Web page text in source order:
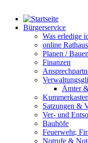
Bürgerservice
Was erledige
online
Planen / Bauen
Finanzen
Ämter
Kummerkasten
Satzungen &
Ver- und
Bauhöfe
Feuerwehr,
Notrufe &